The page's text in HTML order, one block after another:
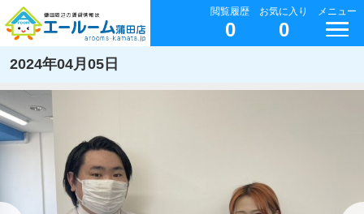
閲覧履歴
0
お気に入り
0
メニュー
2024年04月05日